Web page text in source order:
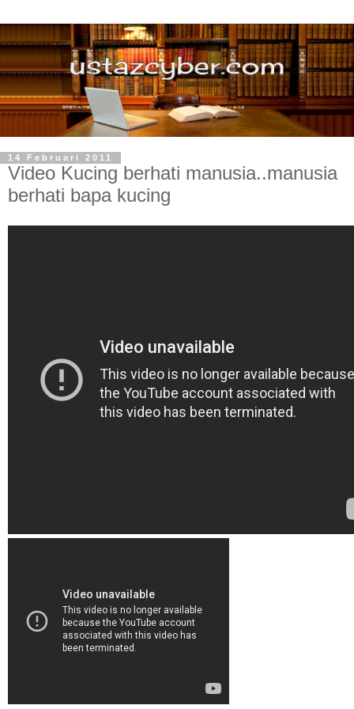
14 Februari 2011
Video Kucing berhati manusia..manusia
berhati bapa kucing